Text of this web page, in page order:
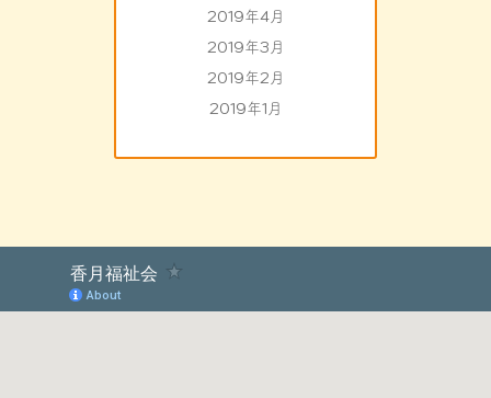
2019年4月
2019年3月
2019年2月
2019年1月